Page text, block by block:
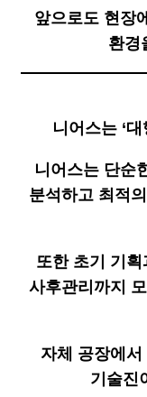
앞으로도 현장
환경
니어스는 ‘
니어스는 단순
분석하고 최적
또한 초기 기
사후관리까지
자체 공장에
기술진